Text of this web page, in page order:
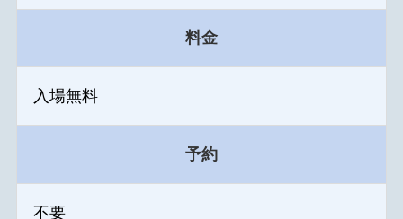
料金
入場無料
予約
不要